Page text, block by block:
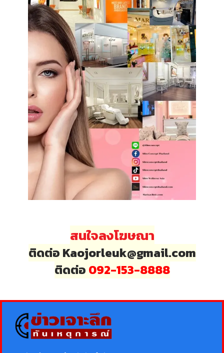
สนใจลงโฆษณา
ติดต่อ Kaojorleuk@gmail.com
ติดต่อ 092-153-8888